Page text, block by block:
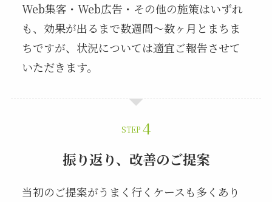
Web集客・Web広告・その他の施策はいずれ
も、効果が出るまで数週間～数ヶ月とまちま
ちですが、状況については適宜ご報告させて
いただきます。
STEP
振り返り、改善のご提案
当初のご提案がうまく行くケースも多くあり